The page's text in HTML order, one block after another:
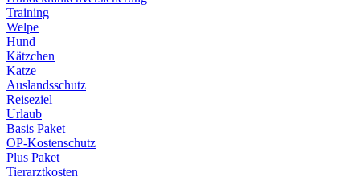
Training
Welpe
Hund
Kätzchen
Katze
Auslandsschutz
Reiseziel
Urlaub
Basis Paket
OP-Kostenschutz
Plus Paket
Tierarztkosten